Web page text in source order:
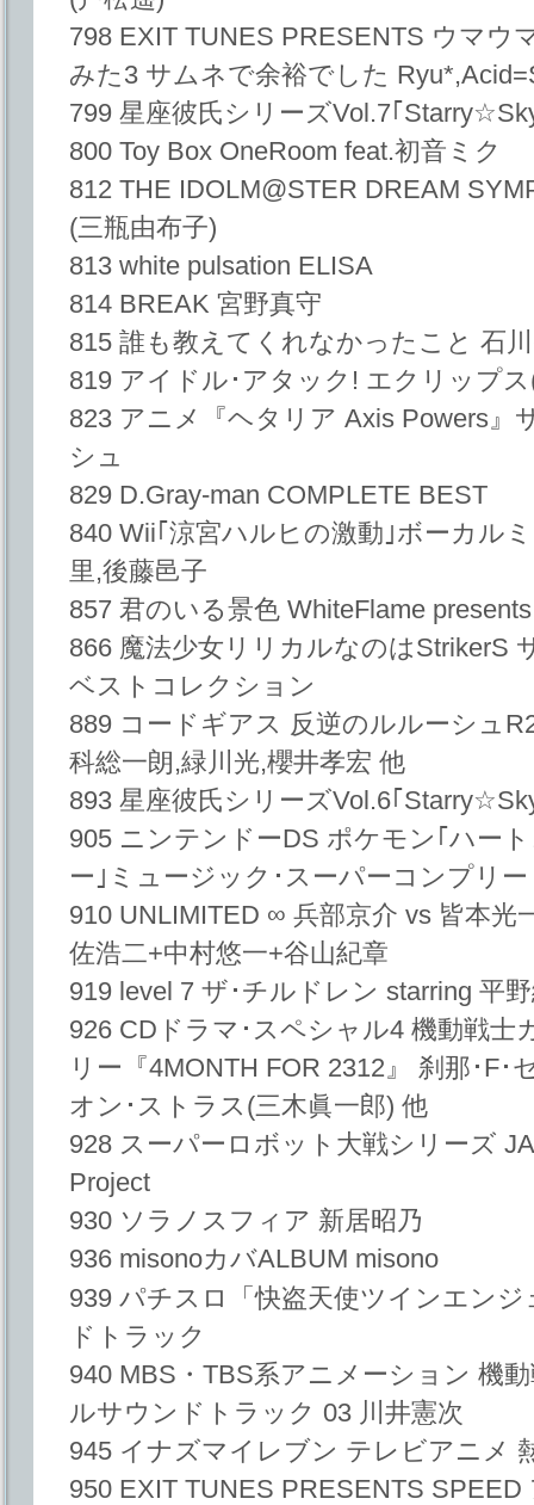
798 EXIT TUNES PRESENTS ウマウ
みた3 サムネで余裕でした
799 星座彼氏シリーズVol.7｢
800 Toy Box OneRoom feat.初音ミク
812 THE IDOLM@STER DREAM
(三瓶由布子)
813 white pulsation ELISA
814 BREAK 宮野真守
815 誰も教えてくれなかったこと 石
819 アイドル･アタック! エクリップ
823 アニメ『ヘタリア Axis Powers』
シュ
829 D.Gray-man COMPLETE BEST
840 Wii｢涼宮ハルヒの激動｣ボーカル
里,後藤邑子
857 君のいる景色 WhiteFlame
866 魔法少女リリカルなのはStrikerS
ベストコレクション
889 コードギアス 反逆のルルーシュ
科総一朗,緑川光,櫻井孝宏 他
893 星座彼氏シリーズVol.6｢
905 ニンテンドーDS ポケモン｢ハー
ー｣ミュージック･スーパーコンプリ
910 UNLIMITED ∞ 兵部京介 vs 皆本光
佐浩二+中村悠一+谷山紀章
919 level 7 ザ･チルドレン starring 平
926 CDドラマ･スペシャル4 機動戦士
リー『4MONTH FOR 2312』 刹那･F
オン･ストラス(三木眞一郎) 他
928 スーパーロボット大戦シリーズ
Project
930 ソラノスフィア 新居昭乃
936 misonoカバALBUM misono
939 パチスロ「快盗天使ツインエン
ドトラック
940 MBS・TBS系アニメーション 機
ルサウンドトラック 03 川井憲次
945 イナズマイレブン テレビアニメ
950 EXIT TUNES PRESENTS